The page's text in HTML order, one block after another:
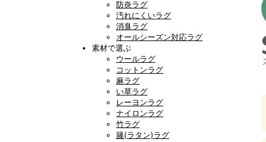
防炎ラグ
汚れにくいラグ
消臭ラグ
オールシーズン対応ラグ
素材で選ぶ
ウールラグ
コットンラグ
麻ラグ
い草ラグ
レーヨンラグ
ナイロンラグ
竹ラグ
籐(ラタン)ラグ